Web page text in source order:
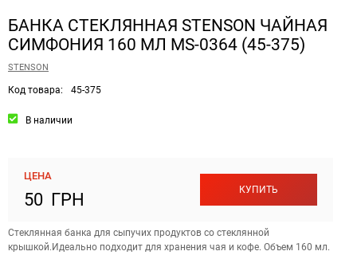
БАНКА СТЕКЛЯННАЯ STENSON ЧАЙНАЯ
СИМФОНИЯ 160 МЛ MS-0364 (45-375)
STENSON
Код товара: 45-375
В наличии
ЦЕНА
50 ГРН КУПИТЬ
Стеклянная банка для сыпучих продуктов со стеклянной
крышкой.Идеально подходит для хранения чая и кофе. Объем 160 мл.